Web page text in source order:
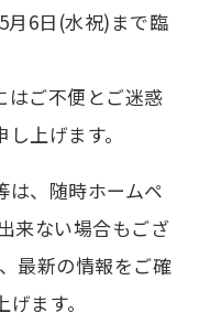
月6日(水祝)まで臨
はご不便とご迷惑
上げます。
は、随時ホームペ
来ない場合もござ
最新の情報をご確
ます。